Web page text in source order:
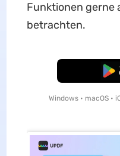
Funktionen gerne
betrachten.
Windows • macOS •